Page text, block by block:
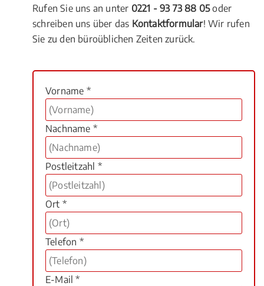
Rufen Sie uns an unter 0221 - 93 73 88 05oder
schreiben uns über das Kontaktformular! Wir rufen
Sie zu den büroüblichen Zeiten zurück.
Vorname *
Nachname *
Postleitzahl *
Ort *
Telefon *
E-Mail *